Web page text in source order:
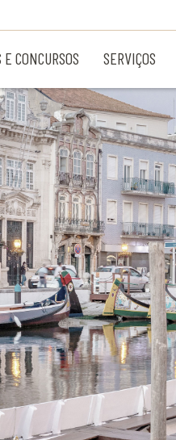
E CONCURSOS SERVIÇOS